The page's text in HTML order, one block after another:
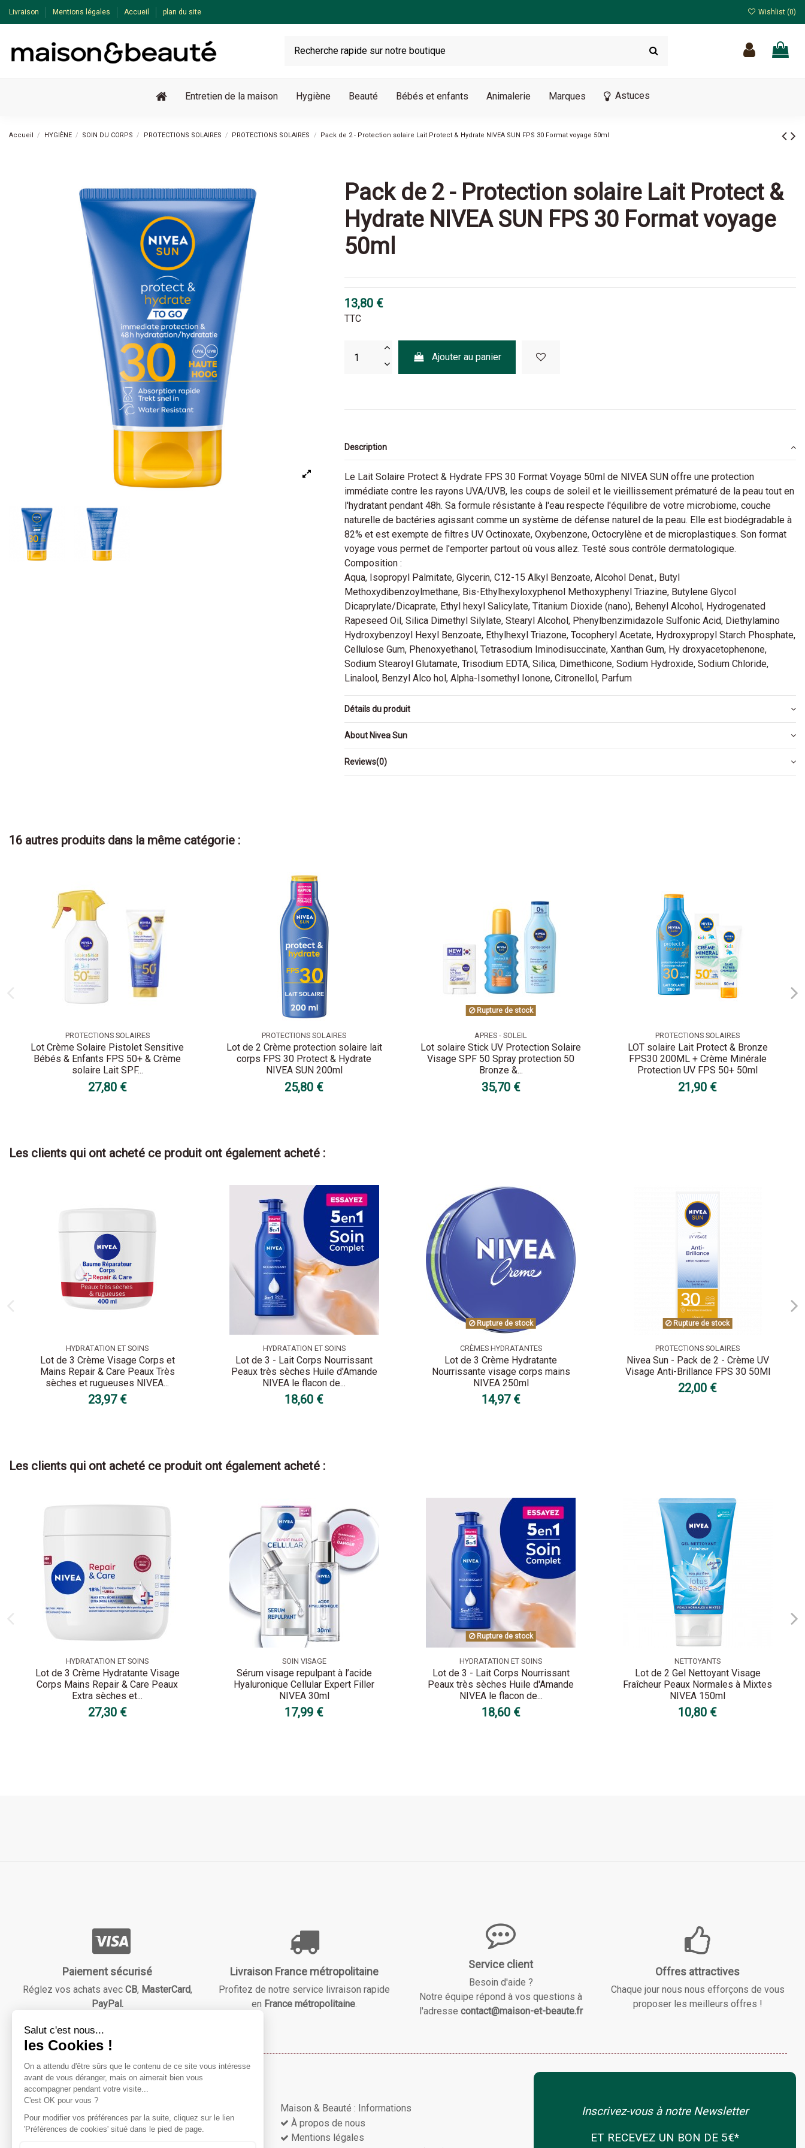
Livraison Mentions légales Accueil plan du site Wishlist (0)
Entretien de la maison Hygiène Beauté Bébés et enfants Animalerie Marques Astuces
Accueil HYGIÈNE SOIN DU CORPS PROTECTIONS SOLAIRES PROTECTIONS SOLAIRES Pack de 2 - Protection solaire Lait Protect & Hydrate NIVEA SUN FPS 30 Format voyage 50ml
Pack de 2 - Protection solaire Lait Protect &
Hydrate NIVEA SUN FPS 30 Format voyage
50ml
13,80 €
TTC
Ajouter au panier
Description
Le Lait Solaire Protect & Hydrate FPS 30 Format Voyage 50ml de NIVEA SUN offre une protection
immédiate contre les rayons UVA/UVB, les coups de soleil et le vieillissement prématuré de la peau tout en
l'hydratant pendant 48h. Sa formule résistante à l'eau respecte l'équilibre de votre microbiome, couche
naturelle de bactéries agissant comme un système de défense naturel de la peau. Elle est biodégradable à
82% et est exempte de filtres UV Octinoxate, Oxybenzone, Octocrylène et de microplastiques. Son format
voyage vous permet de l'emporter partout où vous allez. Testé sous contrôle dermatologique.
Composition :
Aqua, Isopropyl Palmitate, Glycerin, C12-15 Alkyl Benzoate, Alcohol Denat., Butyl
Methoxydibenzoylmethane, Bis-Ethylhexyloxyphenol Methoxyphenyl Triazine, Butylene Glycol
Dicaprylate/Dicaprate, Ethyl hexyl Salicylate, Titanium Dioxide (nano), Behenyl Alcohol, Hydrogenated
Rapeseed Oil, Silica Dimethyl Silylate, Stearyl Alcohol, Phenylbenzimidazole Sulfonic Acid, Diethylamino
Hydroxybenzoyl Hexyl Benzoate, Ethylhexyl Triazone, Tocopheryl Acetate, Hydroxypropyl Starch Phosphate,
Cellulose Gum, Phenoxyethanol, Tetrasodium Iminodisuccinate, Xanthan Gum, Hy droxyacetophenone,
Sodium Stearoyl Glutamate, Trisodium EDTA, Silica, Dimethicone, Sodium Hydroxide, Sodium Chloride,
Linalool, Benzyl Alco hol, Alpha-Isomethyl Ionone, Citronellol, Parfum
Détails du produit
About Nivea Sun
Reviews(0)
16 autres produits dans la même catégorie :
PROTECTIONS SOLAIRES
Lot Crème Solaire Pistolet Sensitive
Bébés & Enfants FPS 50+ & Crème
solaire Lait SPF...
27,80 €
PROTECTIONS SOLAIRES
Lot de 2 Crème protection solaire lait
corps FPS 30 Protect & Hydrate
NIVEA SUN 200ml
25,80 €
Rupture de stock
APRES - SOLEIL
Lot solaire Stick UV Protection Solaire
Visage SPF 50 Spray protection 50
Bronze &...
35,70 €
PROTECTIONS SOLAIRES
LOT solaire Lait Protect & Bronze
FPS30 200ML + Crème Minérale
Protection UV FPS 50+ 50ml
21,90 €
Les clients qui ont acheté ce produit ont également acheté :
HYDRATATION ET SOINS
Lot de 3 Crème Visage Corps et
Mains Repair & Care Peaux Très
sèches et rugueuses NIVEA...
23,97 €
HYDRATATION ET SOINS
Lot de 3 - Lait Corps Nourrissant
Peaux très sèches Huile d'Amande
NIVEA le flacon de...
18,60 €
Rupture de stock
CRÈMES HYDRATANTES
Lot de 3 Crème Hydratante
Nourrissante visage corps mains
NIVEA 250ml
14,97 €
Rupture de stock
PROTECTIONS SOLAIRES
Nivea Sun - Pack de 2 - Crème UV
Visage Anti-Brillance FPS 30 50Ml
22,00 €
Les clients qui ont acheté ce produit ont également acheté :
HYDRATATION ET SOINS
Lot de 3 Crème Hydratante Visage
Corps Mains Repair & Care Peaux
Extra sèches et...
27,30 €
SOIN VISAGE
Sérum visage repulpant à l’acide
Hyaluronique Cellular Expert Filler
NIVEA 30ml
17,99 €
Rupture de stock
HYDRATATION ET SOINS
Lot de 3 - Lait Corps Nourrissant
Peaux très sèches Huile d'Amande
NIVEA le flacon de...
18,60 €
NETTOYANTS
Lot de 2 Gel Nettoyant Visage
Fraîcheur Peaux Normales à Mixtes
NIVEA 150ml
10,80 €
Paiement sécurisé
Réglez vos achats avec CB, MasterCard,
PayPal.
Livraison France métropolitaine
Profitez de notre service livraison rapide
en France métropolitaine.
Service client
Besoin d'aide ?
Notre équipe répond à vos questions à
l'adresse contact@maison-et-beaute.fr
Offres attractives
Chaque jour nous nous efforçons de vous
proposer les meilleurs offres !
Maison & Beauté
Notre mission ?
Répondre à vos besoins essentiels tout en vous faisant
économiser grâce à des réductions avantageuses !
Maison & Beauté : Informations
À propos de nous
Mentions légales
Inscrivez-vous à notre Newsletter
ET RECEVEZ UN BON DE 5€*